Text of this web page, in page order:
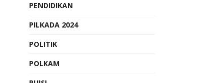
PENDIDIKAN
PILKADA 2024
POLITIK
POLKAM